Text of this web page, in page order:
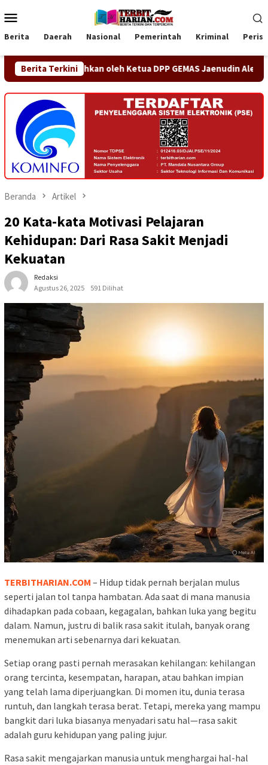
ke
kontenMobile
Berita Daerah Nasional Pemerintah Kriminal
Berita Terkini
oleh Ketua DPP GEMAS Jaenudin Alen OA
Beranda Artikel
20 Kata-kata Motivasi Pelajaran
Kehidupan: Dari Rasa Sakit Menjadi
Kekuatan
Redaksi
Agustus 26, 2025
591 Dilihat
TERBITHARIAN.COM – Hidup tidak pernah berjalan mulus
seperti jalan tol tanpa hambatan. Ada saat di mana manusia
dihadapkan pada cobaan, kegagalan, bahkan luka yang begitu
dalam. Namun, justru di balik rasa sakit itulah, banyak orang
menemukan arti sebenarnya dari kekuatan.
Setiap orang pasti pernah merasakan kehilangan: kehilangan
orang tercinta, kesempatan, harapan, atau bahkan impian
yang telah lama diperjuangkan. Di momen itu, dunia terasa
runtuh, dan langkah terasa berat. Tetapi, mereka yang mampu
bangkit dari luka biasanya menyadari satu hal—rasa sakit
adalah guru kehidupan yang paling jujur.
Rasa sakit mengajarkan manusia untuk menghargai hal-hal